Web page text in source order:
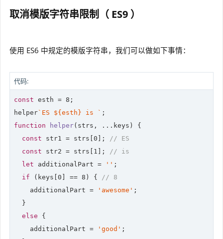
取消模版字符串限制（ ES9 ）
使用 ES6 中规定的模版字符串，我们可以做如下事情：
代码:
const esth = 8 ;
helper`ES ${esth} is `
function
helper( strs, ...keys ) {
const str1 = strs[ 0 ];
// ES
const str2 = strs[ 1 ];
// is
let additionalPart = '' ;
if (keys[ 0 ] == 8 ) {
// 8
    additionalPart =
'awesome' ;
  }
else {
    additionalPart =
'good' ;